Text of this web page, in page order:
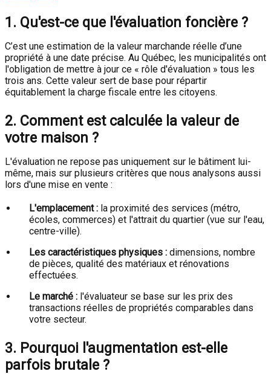
1. Qu'est-ce que l'évaluation foncière ?
C’est une estimation de la valeur marchande réelle d’une
propriété à une date précise. Au Québec, les municipalités ont
l'obligation de mettre à jour ce « rôle d'évaluation » tous les
trois ans. Cette valeur sert de base pour répartir
équitablement la charge fiscale entre les citoyens.
2. Comment est calculée la valeur de
votre maison ?
L'évaluation ne repose pas uniquement sur le bâtiment lui-
même, mais sur plusieurs critères que nous analysons aussi
lors d'une mise en vente :
L'emplacement : la proximité des services (métro,
écoles, commerces) et l'attrait du quartier (vue sur l'eau,
centre-ville).
Les caractéristiques physiques : dimensions, nombre
de pièces, qualité des matériaux et rénovations
effectuées.
Le marché : l'évaluateur se base sur les prix des
transactions réelles de propriétés comparables dans
votre secteur.
3. Pourquoi l'augmentation est-elle
parfois brutale ?